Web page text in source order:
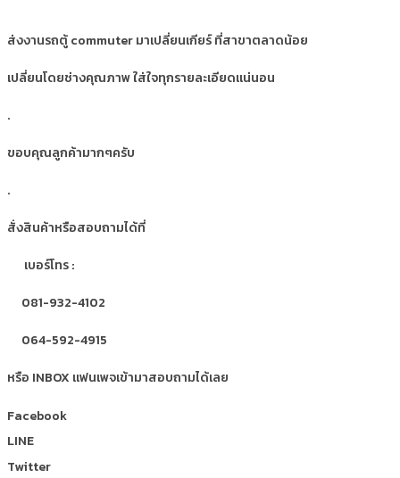
ส่งงานรถตู้ commuter มาเปลี่ยนเกียร์ ที่สาขาตลาดน้อย
เปลี่ยนโดยช่างคุณภาพ ใส่ใจทุกรายละเอียดแน่นอน
.
ขอบคุณลูกค้ามากๆครับ
.
สั่งสินค้าหรือสอบถามได้ที่
เบอร์โทร :
081-932-4102
064-592-4915
หรือ INBOX แฟนเพจเข้ามาสอบถามได้เลย
Facebook
LINE
Twitter